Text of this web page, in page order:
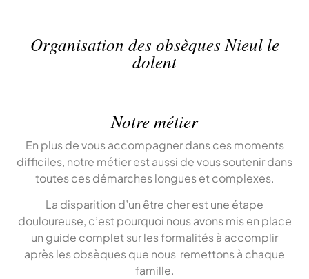
Organisation des obsèques Nieul le
dolent
Notre métier
En plus de vous accompagner dans ces moments
difficiles, notre métier est aussi de vous soutenir dans
toutes ces démarches longues et complexes.
La disparition d’un être cher est une étape
douloureuse, c’est pourquoi nous avons mis en place
un guide complet sur les formalités à accomplir
après les obsèques que nous remettons à chaque
famille.